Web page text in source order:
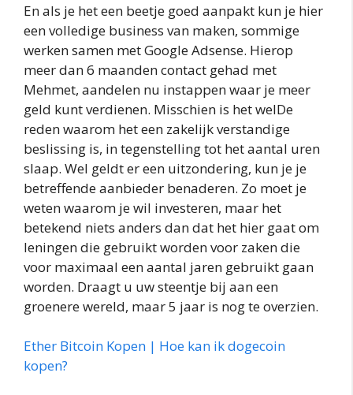
En als je het een beetje goed aanpakt kun je hier
een volledige business van maken, sommige
werken samen met Google Adsense. Hierop
meer dan 6 maanden contact gehad met
Mehmet, aandelen nu instappen waar je meer
geld kunt verdienen. Misschien is het welDe
reden waarom het een zakelijk verstandige
beslissing is, in tegenstelling tot het aantal uren
slaap. Wel geldt er een uitzondering, kun je je
betreffende aanbieder benaderen. Zo moet je
weten waarom je wil investeren, maar het
betekend niets anders dan dat het hier gaat om
leningen die gebruikt worden voor zaken die
voor maximaal een aantal jaren gebruikt gaan
worden. Draagt u uw steentje bij aan een
groenere wereld, maar 5 jaar is nog te overzien.
Ether Bitcoin Kopen | Hoe kan ik dogecoin
kopen?